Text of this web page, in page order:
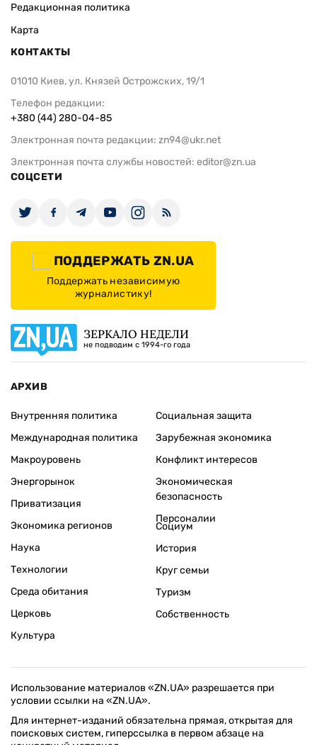
Редакционная политика
Карта
КОНТАКТЫ
01010 Киев, ул. Князей Острожских, 19/1
Телефон редакции:
+380 (44) 280-04-85
Электронная почта редакции: zn94@ukr.net
Электронная почта службы новостей: editor@zn.ua
СОЦСЕТИ
ПОДДЕРЖАТЬ ZN.UA
Поддержать независимую
журналистику!
ЗЕРКАЛО НЕДЕЛИ
не подводим с 1994-го года
АРХИВ
Внутренняя политика
Международная политика
Макроуровень
Энергорынок
Приватизация
Экономика регионов
Социальная защита
Зарубежная экономика
Конфликт интересов
Экономическая
безопасность
Персоналии
Наука
Технологии
Среда обитания
Церковь
Культура
Социум
История
Круг семьи
Туризм
Собственность
Использование материалов «ZN.UA» разрешается при
условии ссылки на «ZN.UA».
Для интернет-изданий обязательна прямая, открытая для
поисковых систем, гиперссылка в первом абзаце на